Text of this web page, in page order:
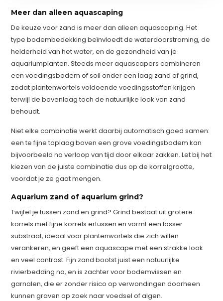
Meer dan alleen aquascaping
De keuze voor zand is meer dan alleen aquascaping. Het
type bodembedekking beïnvloedt de waterdoorstroming, de
helderheid van het water, en de gezondheid van je
aquariumplanten. Steeds meer aquascapers combineren
een voedingsbodem of soil onder een laag zand of grind,
zodat plantenwortels voldoende voedingsstoffen krijgen
terwijl de bovenlaag toch de natuurlijke look van zand
behoudt.
Niet elke combinatie werkt daarbij automatisch goed samen:
een te fijne toplaag boven een grove voedingsbodem kan
bijvoorbeeld na verloop van tijd door elkaar zakken. Let bij het
kiezen van de juiste combinatie dus op de korrelgrootte,
voordat je ze gaat mengen.
Aquarium zand of aquarium grind?
Twijfel je tussen zand en grind? Grind bestaat uit grotere
korrels met fijne korrels ertussen en vormt een losser
substraat, ideaal voor plantenwortels die zich willen
verankeren, en geeft een aquascape met een strakke look
en veel contrast. Fijn zand bootst juist een natuurlijke
rivierbedding na, en is zachter voor bodemvissen en
garnalen, die er zonder risico op verwondingen doorheen
kunnen graven op zoek naar voedsel of algen.